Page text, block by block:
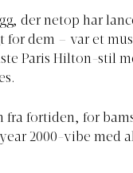
der netop har
for dem – var et
Paris Hilton-stil
fortiden, for
2000-vibe med